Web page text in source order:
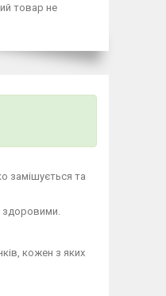
товар не
замішується та
здоровими.
кожен з яких